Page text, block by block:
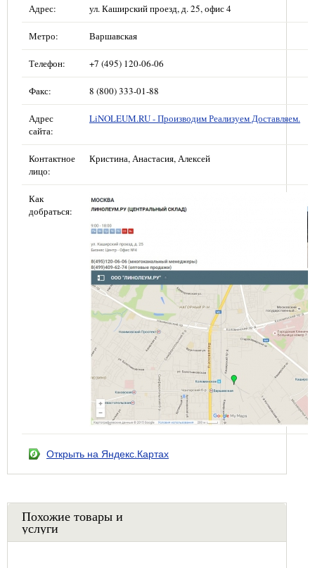
Адрес: ул. Каширский проезд, д. 25, офис 4
Метро: Варшавская
Телефон: +7 (495) 120-06-06
Факс: 8 (800) 333-01-88
Адрес
сайта:
LiNOLEUM.RU - Производим Реализуем Доставляем.
Контактное
лицо:
Кристина, Анастасия, Алексей
Как
добраться:
Открыть на Яндекс.Картах
Похожие товары и
услуги